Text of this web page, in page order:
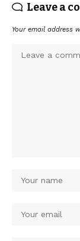
Leave a
Your email address